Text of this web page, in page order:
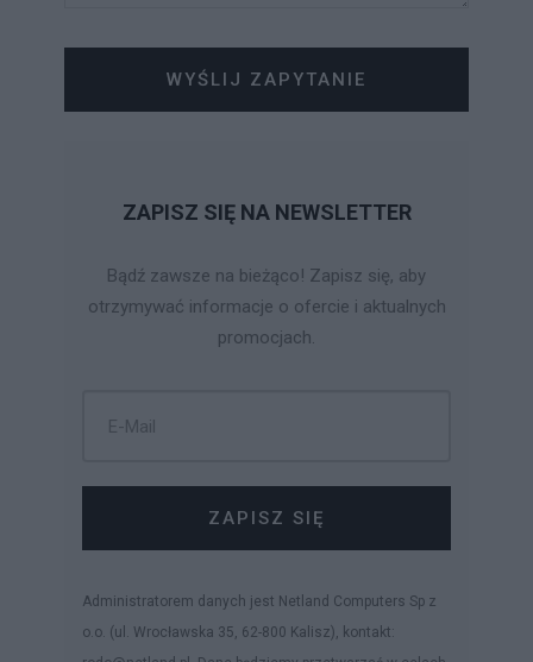
WYŚLIJ ZAPYTANIE
ZAPISZ SIĘ NA NEWSLETTER
Bądź zawsze na bieżąco! Zapisz się, aby
otrzymywać informacje o ofercie i aktualnych
promocjach.
ZAPISZ SIĘ
Administratorem danych jest Netland Computers Sp z
o.o. (ul. Wrocławska 35, 62-800 Kalisz), kontakt: